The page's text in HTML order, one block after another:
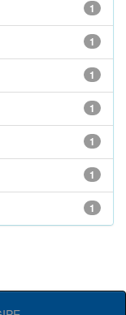
1
1
1
1
1
1
1